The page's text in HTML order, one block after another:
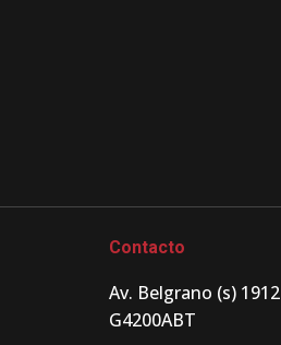
Contacto
Av. Belgrano (s) 1912
G4200ABT